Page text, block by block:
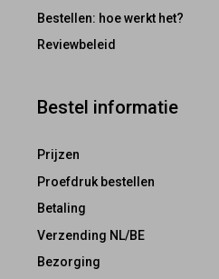
Bestellen: hoe werkt het?
Reviewbeleid
Bestel informatie
Prijzen
Proefdruk bestellen
Betaling
Verzending NL/BE
Bezorging